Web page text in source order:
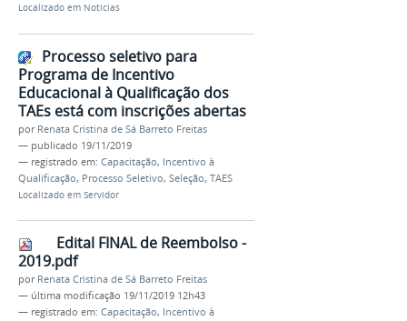
Localizado em Notícias
Processo seletivo para
Programa de Incentivo
Educacional à Qualificação dos
TAEs está com inscrições abertas
por Renata Cristina de Sá Barreto Freitas
— publicado 19/11/2019
— registrado em: Capacitação, Incentivo à
Qualificação, Processo Seletivo, Seleção, TAES
Localizado em Servidor
Edital FINAL de Reembolso -
2019.pdf
por Renata Cristina de Sá Barreto Freitas
— última modificação 19/11/2019 12h43
— registrado em: Capacitação, Incentivo à